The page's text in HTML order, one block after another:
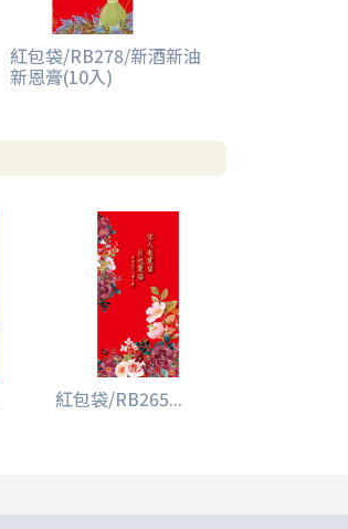
紅包袋/RB278/新酒新油
新恩膏(10入)
紅包袋/RB265...